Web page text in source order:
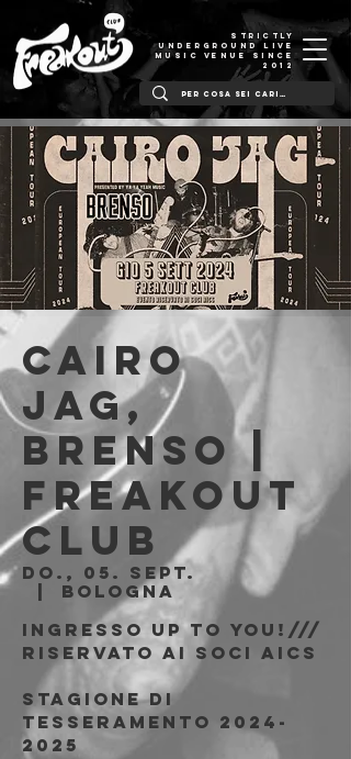
STRICTLY
UNDERGROUND LIVE
MUSIC VENUE SINCE
2012
Cairo
Jag,
Brenso |
Freakout
Club
Do., 05. Sept.
Bologna
Ingresso Up to You!///
riservato ai soci AICS
Stagione di
tesseramento 2024-
2025